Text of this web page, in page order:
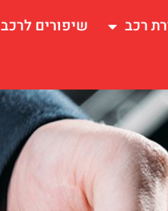
רכב
שיפורים לרכב